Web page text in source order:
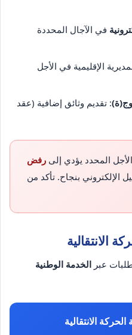
في الآجال المحددة
الإقليمية في الأجل
: تقديم وثائق إضافية (عقد
المحدد يؤدي إلى رفض
الإلكتروني بنجاح. تأكد من
الانتقالية
عبر الخدمة الوطنية
الانتقالية